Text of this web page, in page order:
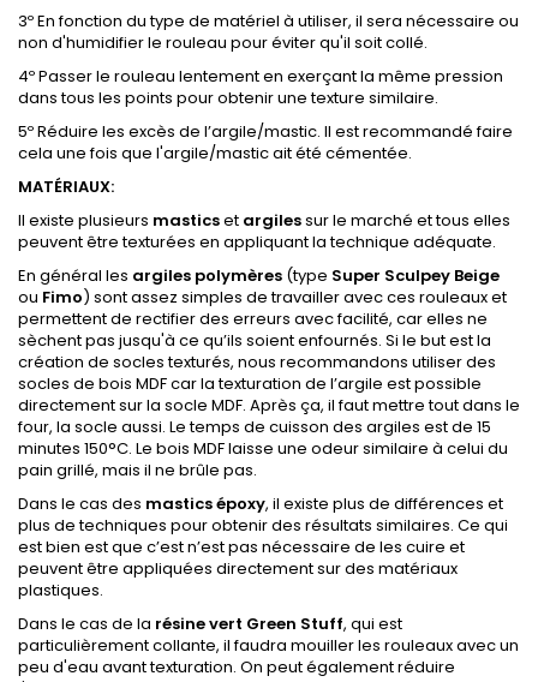
3º En fonction du type de matériel à utiliser, il sera nécessaire ou
non d'humidifier le rouleau pour éviter qu'il soit collé.
4º Passer le rouleau lentement en exerçant la même pression
dans tous les points pour obtenir une texture similaire.
5º Réduire les excès de l’argile/mastic. Il est recommandé faire
cela une fois que l'argile/mastic ait été cémentée.
MATÉRIAUX:
Il existe plusieurs masticset argilessur le marché et tous elles
peuvent être texturées en appliquant la technique adéquate.
En général les argiles polymères (type Super Sculpey Beige
ou Fimo) sont assez simples de travailler avec ces rouleaux et
permettent de rectifier des erreurs avec facilité, car elles ne
sèchent pas jusqu'à ce qu’ils soient enfournés. Si le but est la
création de socles texturés, nous recommandons utiliser des
socles de bois MDF car la texturation de l’argile est possible
directement sur la socle MDF. Après ça, il faut mettre tout dans le
four, la socle aussi. Le temps de cuisson des argiles est de 15
minutes 150°C. Le bois MDF laisse une odeur similaire à celui du
pain grillé, mais il ne brûle pas.
Dans le cas des mastics époxy, il existe plus de différences et
plus de techniques pour obtenir des résultats similaires. Ce qui
est bien est que c’est n’est pas nécessaire de les cuire et
peuvent être appliquées directement sur des matériaux
plastiques.
Dans le cas de la résinevert Green Stuff, qui est
particulièrement collante, il faudra mouiller les rouleaux avec un
peu d'eau avant texturation. On peut également réduire